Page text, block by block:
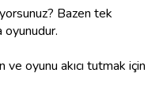
Bazen tek
oyunudur.
oyunu akıcı tutmak için